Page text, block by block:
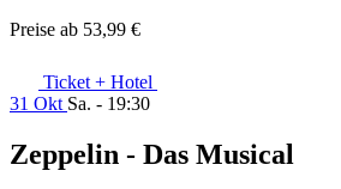
Preise ab 53,99 €
Ticket + Hotel
31 Okt Sa. - 19:30
Zeppelin - Das Musical